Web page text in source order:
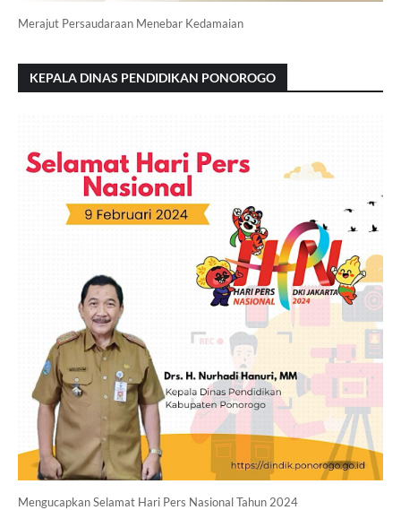
Merajut Persaudaraan Menebar Kedamaian
KEPALA DINAS PENDIDIKAN PONOROGO
Mengucapkan Selamat Hari Pers Nasional Tahun 2024